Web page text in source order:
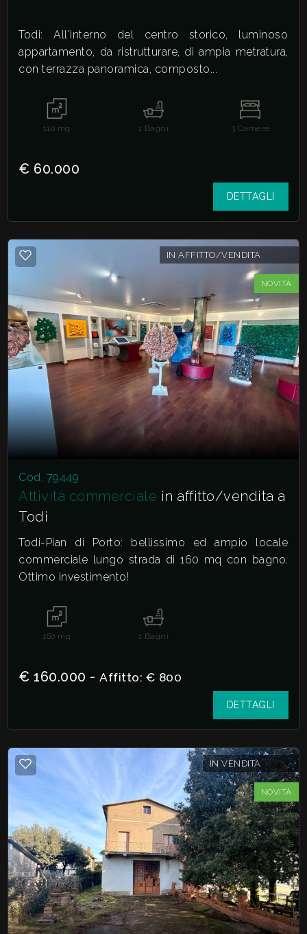
Todi: All'interno del centro storico, luminoso
appartamento, da ristrutturare, di ampia metratura,
con terrazza panoramica, composto...
110 mq 1 Bagni 3 Camere
€ 60.000
DETTAGLI
IN AFFITTO/VENDITA
NOVITÀ
Cod. 79449
Attività commerciale in affitto/vendita a
Todi
Todi-Pian di Porto: bellissimo ed ampio locale
commerciale lungo strada di 160 mq con bagno.
Ottimo investimento!
160 mq 1 Bagni
€ 160.000 -Affitto: € 800
DETTAGLI
IN VENDITA
NOVITÀ
3
minime
Qualsiasi
1
2
4
5+
opzioni
multiscelta
Giardino
Posto auto/Box
Ascensore
Nuova costruzione
Lusso